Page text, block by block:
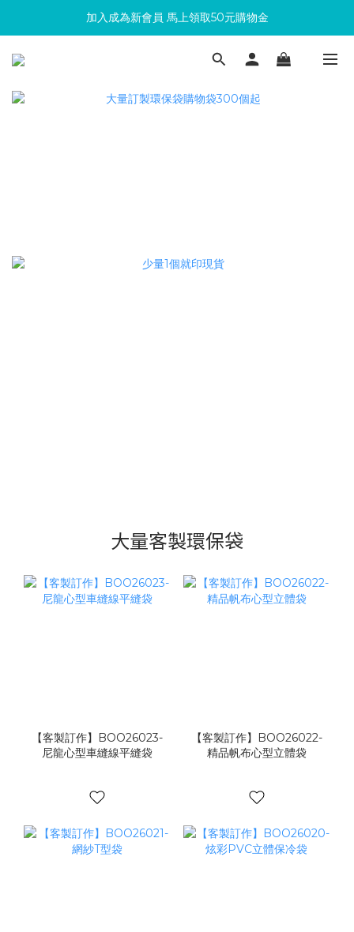
滿300回饋10%購物金
加入成為新會員 馬上領取50元購物金
滿300回饋10%購物金
大量客製環保袋
【客製訂作】BOO26023-
尼龍心型車縫線平縫袋
【客製訂作】BOO26022-
精品帆布心型立體袋